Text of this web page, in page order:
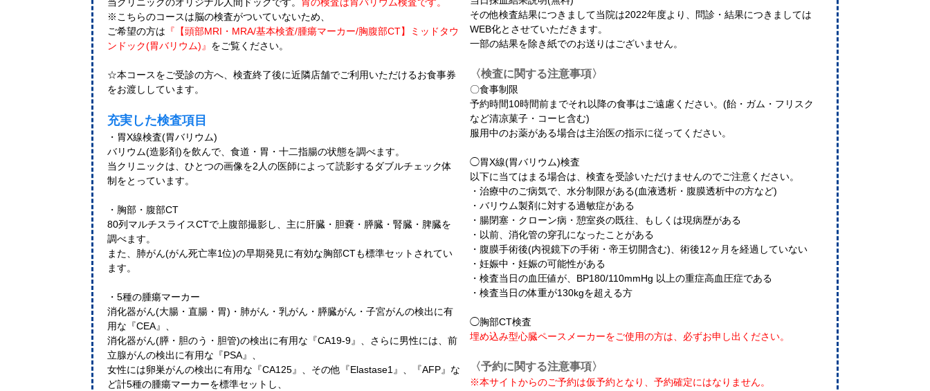
※こちらのコースは脳の検査がついていないため、
ご希望の方は 『【頭部MRI・MRA/基本検査/腫瘍マーカー/胸腹部CT】ミッドタウ
ンドック(胃バリウム)』 をご覧ください。
☆本コースをご受診の方へ、検査終了後に近隣店舗でご利用いただけるお食事券
をお渡ししています。
充実した検査項目
・胃X線検査(胃バリウム)
バリウム(造影剤)を飲んで、食道・胃・十二指腸の状態を調べます。
当クリニックは、ひとつの画像を2人の医師によって読影するダブルチェック体
制をとっています。
・胸部・腹部CT
80列マルチスライスCTで上腹部撮影し、主に肝臓・胆嚢・膵臓・腎臓・脾臓を
調べます。
また、肺がん(がん死亡率1位)の早期発見に有効な胸部CTも標準セットされてい
ます。
・5種の腫瘍マーカー
消化器がん(大腸・直腸・胃)・肺がん・乳がん・膵臓がん・子宮がんの検出に有
用な『CEA』、
消化器がん(膵・胆のう・胆管)の検出に有用な『CA19-9』、さらに男性には、前
立腺がんの検出に有用な『PSA』、
女性には卵巣がんの検出に有用な『CA125』、その他『Elastase1』、『AFP』な
ど計5種の腫瘍マーカーを標準セットし、
その他検査結果につきまして当院は2022年度より、問診・結果につきましては
WEB化とさせていただきます。
一部の結果を除き紙でのお送りはございません。
〈検査に関する注意事項〉
〇食事制限
予約時間10時間前までそれ以降の食事はご遠慮ください。(飴・ガム・フリスク
など清凉菓子・コーヒ含む)
服用中のお薬がある場合は主治医の指示に従ってください。
◯胃X線(胃バリウム)検査
以下に当てはまる場合は、検査を受診いただけませんのでご注意ください。
・治療中のご病気で、水分制限がある(血液透析・腹膜透析中の方など)
・バリウム製剤に対する過敏症がある
・腸閉塞・クローン病・憩室炎の既往、もしくは現病歴がある
・以前、消化管の穿孔になったことがある
・腹膜手術後(内視鏡下の手術・帝王切開含む)、術後12ヶ月を経過していない
・妊娠中・妊娠の可能性がある
・検査当日の血圧値が、BP180/110mmHg 以上の重症高血圧症である
・検査当日の体重が130kgを超える方
◯胸部CT検査
埋め込み型心臓ペースメーカーをご使用の方は、必ずお申し出ください。
〈予約に関する注意事項〉
※本サイトからのご予約は仮予約となり、予約確定にはなりません。